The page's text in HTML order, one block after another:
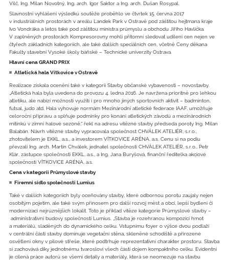
Vilč, Ing. Milan Novotný, Ing. arch. Igor Saktor a Ing. arch. Dušan Rosypal.
Slavnostní vyhlášení výsledků soutěže proběhlo ve čtvrtek 15. června 2017
v industriálních prostorách v areálu Landek Park v Ostravě pod záštitou hejtmana kraje
Ivo Vondráka a letos také pod záštitou ministra průmyslu a obchodu Jiřího Havlíčka.
V zaplněných prostorách Kompresorovny mohli přítomní sledovat udílení cen nejen ve
čtyřech základních kategoriích, ale také dalších speciálních cen, včetně Ceny děkana
Fakulty stavební Vysoké školy báňské – Technické univerzity Ostrava.
Hlavní cena GRAND PRIX
Atletická hala Vítkovice v Ostravě
Realizace získala ocenění také v kategorii Stavby občanské vybavenosti – novostavby.
„Atletická hala byla uvedena do provozu 4. ledna 2016. Je navržena prioritně pro lehkou
atletiku, ale nabízí možnosti využití i pro mnoho jiných sportovních aktivit – badminton,
futsal, judo atd. Hala vyhovuje normám Mezinárodní atletické federace IAAF, umožňuje
celoroční přípravu a splňuje podmínky pro konání atletických závodů a mezinárodních
mítinků v zimní halové sezoně,“ řekl na adresu vítězné stavby předseda poroty Ing. Milan
Balabán. Návrh vítězné stavby vypracovala společnost ­CHVÁLEK ATELIÉR, s.r.o.,
zhotovitelem je EKKL, a.s., a investorem VÍTKOVICE ARÉNA, a.s. Cenu si na podiu
převzali Ing. arch. Martin Chválek, jednatel společnosti CHVÁLEK ATELIÉR, s.r.o., Petr
Klár, zástupce společnosti EKKL, a.s., a Ing. Jana Buryšová, finanční ředitelka akciové
společnosti VÍTKOVICE ARÉNA, a.s.
Cena v kategorii Průmyslové stavby
Firemní sídlo společnosti Lumius
Také v dalších kategoriích byly oceňovány stavby, které odbornou porotu zaujaly nejen
osobitým pojetím, ale také svým přínosem pro další rozvoj měst a obcí, lepší bydlení či
modernizaci nejrůznějších lokalit. Toto je příklad vítěze kategorie Průmyslové stavby –
administrativní budovy společnosti Lumius. „Stavba je rozehranou kompozicí hmot
a materiálů, sladěných do dynamického celku. Vstupnímu foyer o výšce dvou podlaží
v centrální části stavby dominuje vegetační stěna, skleněné schodiště a přirozené
osvětlení okny v pilové střeše, které podtrhuje reprezentativní charakter prostoru. Stavba
si zachovává díky jednotnému tvarosloví všech částí dojem kompaktního celku. Evidentní
je cílená práce autorů se všemi detaily a materiály, která se neomezuje na stavbu